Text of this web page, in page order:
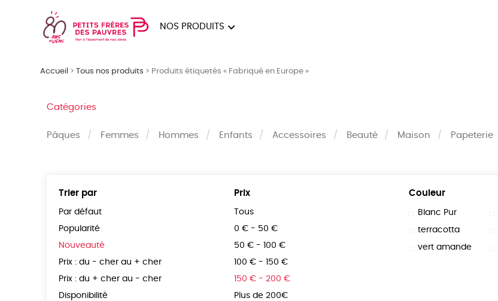
NOS PRODUITS
Accueil >Tous nos produits > Produits étiquetés « Fabriqué en Europe »
Catégories
Pâques Femmes Hommes Enfants Accessoires Beauté Maison Papeterie
Trier par
Par défaut
Popularité
Nouveauté
Prix : du - cher au + cher
Prix : du + cher au - cher
Disponibilité
Prix
Tous
0 € - 50 €
50 € - 100 €
100 € - 150 €
150 € - 200 €
Plus de 200€
Couleur
Blanc Pur
terracotta
vert amande